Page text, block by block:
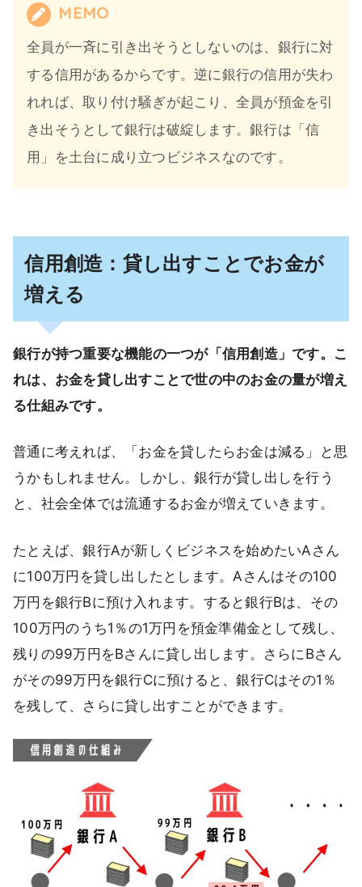
MEMO
全員が一斉に引き出そうとしないのは、銀行に対
する信用があるからです。逆に銀行の信用が失わ
れれば、取り付け騒ぎが起こり、全員が預金を引
き出そうとして銀行は破綻します。銀行は「信
用」を土台に成り立つビジネスなのです。
信用創造：貸し出すことでお金が
増える
銀行が持つ重要な機能の一つが「信用創造」です。こ
れは、お金を貸し出すことで世の中のお金の量が増え
る仕組みです。
普通に考えれば、「お金を貸したらお金は減る」と思
うかもしれません。しかし、銀行が貸し出しを行う
と、社会全体では流通するお金が増えていきます。
たとえば、銀行Aが新しくビジネスを始めたいAさん
に100万円を貸し出したとします。Aさんはその100
万円を銀行Bに預け入れます。すると銀行Bは、その
100万円のうち1％の1万円を預金準備金として残し、
残りの99万円をBさんに貸し出します。さらにBさん
がその99万円を銀行Cに預けると、銀行Cはその1％
を残して、さらに貸し出すことができます。